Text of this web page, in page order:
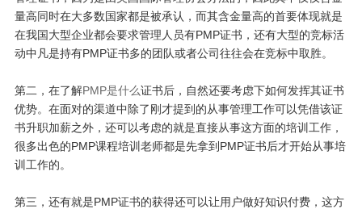
量高同时在大多数国家都是被承认，而其含金量高的首要体现就是
在我国大型企业都会要求管理人员有PMP证书，还有大型的竞标活
动中凡是持有PMP证书多的团队或者公司往往会在竞标中取胜。
第二，在了解PMP是什么证书后，自然还要考虑下如何发挥其证书
优势。在面对的渠道中除了刚才提到的从事管理工作可以凭借该证
书升职加薪之外，还可以考虑的就是直接从事这方面的培训工作，
很多出色的PMP课程培训老师都是先拿到PMP证书后才开始从事培
训工作的。
第三，还有就是PMP证书的获得还可以让用户做好知识付费，这方